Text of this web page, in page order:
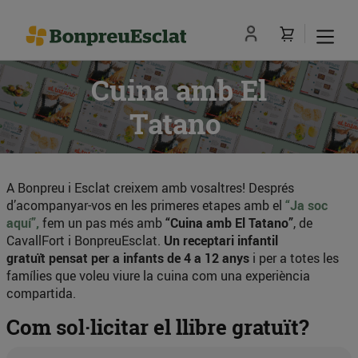
Cuina amb El
Tatano
A Bonpreu i Esclat creixem amb vosaltres! Després
d’acompanyar-vos en les primeres etapes amb el “Ja soc
aquí”, fem un pas més amb“Cuina amb El Tatano”, de
CavallFort i BonpreuEsclat. Un receptari infantil
gratuït pensat per a infants de 4 a 12 anys i per a totes les
famílies que voleu viure la cuina com una experiència
compartida.
Com sol·licitar el llibre gratuït?